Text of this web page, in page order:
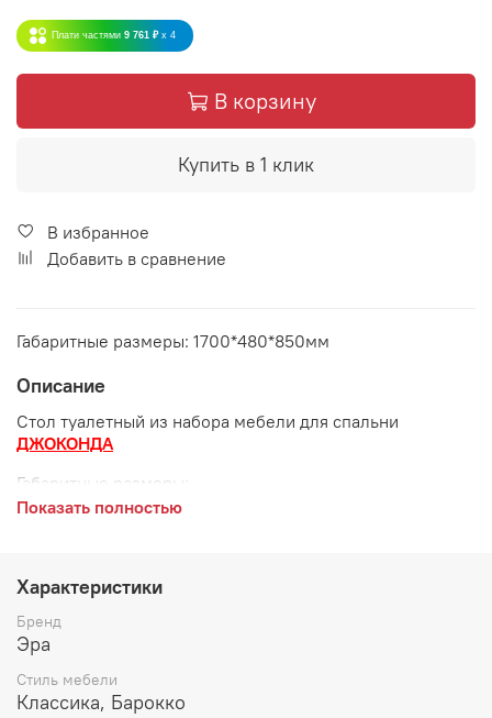
Плати частями 9 761 ₽ x 4
В корзину
Купить в 1 клик
В избранное
Добавить в сравнение
Габаритные размеры: 1700*480*850мм
Описание
Стол туалетный из набора мебели для спальни
ДЖОКОНДА
Габаритные размеры:
высота 850 мм
Цвет:
Крем глянец
Показать полностью
Характеристики
Бренд
Эра
Стиль мебели
Классика, Барокко